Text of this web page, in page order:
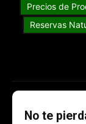
Precios de
Reservas
No te